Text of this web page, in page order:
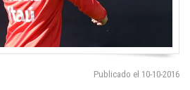
Publicado el 10-10-2016